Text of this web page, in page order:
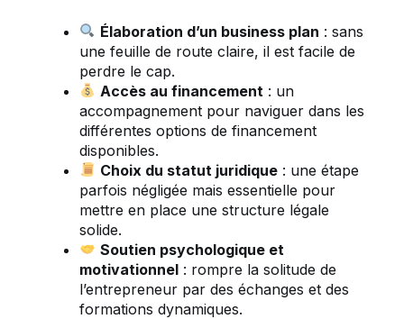
Élaboration d’un business plan : sans
une feuille de route claire, il est facile de
perdre le cap.
Accès au financement : un
accompagnement pour naviguer dans les
différentes options de financement
disponibles.
Choix du statut juridique : une étape
parfois négligée mais essentielle pour
mettre en place une structure légale
solide.
Soutien psychologique et
motivationnel : rompre la solitude de
l’entrepreneur par des échanges et des
formations dynamiques.